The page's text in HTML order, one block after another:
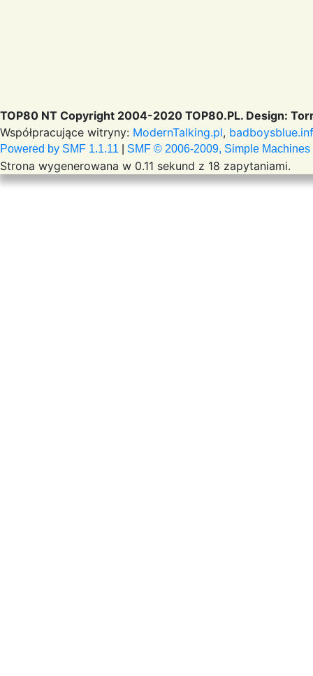
TOP80 NT Copyright 2004-2020 TOP80.PL. Design:
Współpracujące witryny: ModernTalking.pl,
Powered by SMF 1.1.11 SMF © 2006-2009, Simple Machines
Strona wygenerowana w 0.11 sekund z 18 zapytaniami.